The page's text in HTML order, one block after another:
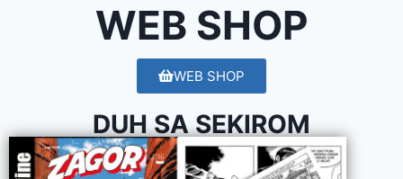
WEB SHOP
WEB SHOP
DUH SA SEKIROM